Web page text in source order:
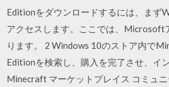
Editionをダウンロードするには、まず
アクセスします。ここでは、Microsoft
ります。 2 Windows 10のストア内で
Editionを検索し、購入を完了させ、イ
Minecraft マーケットプレイス コミュ